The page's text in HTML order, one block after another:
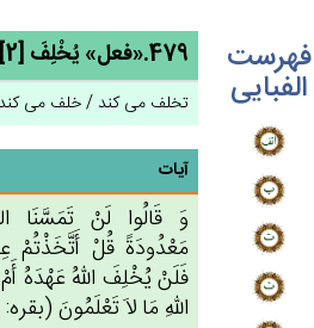
فهرست
الفبایی
479.«فعل» يُخْلِف‌َ [2] ← خلف
تخلف می کند / خلف می
آیات
وَ قَالُوا لَن‌ْ تَمَسَّنَا
مَعْدُودَة‌ً قُل‌ْ أَتَّخَذْتُم‌ْ
فَلَن‌ْ يُخْلِف‌َ الله‌ُ عَهْدَه‌ُ
الله‌ِ مَا لاَ تَعْلَمُون‌َ (بقره: 80)